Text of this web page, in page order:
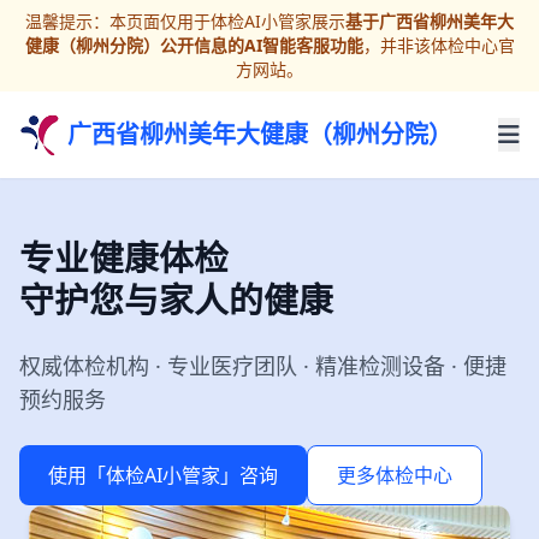
温馨提示：本页面仅用于体检AI小管家展示基于广西省柳州美年大
健康（柳州分院）公开信息的AI智能客服功能，并非该体检中心官
方网站。
广西省柳州美年大健康（柳州分院）
专业健康体检
守护您与家人的健康
权威体检机构 · 专业医疗团队 · 精准检测设备 · 便捷
预约服务
使用「体检AI小管家」咨询 更多体检中心